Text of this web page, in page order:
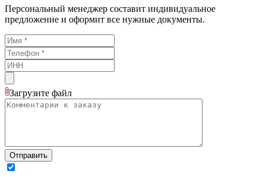
Персональный менеджер составит индивидуальное
предложение и оформит все нужные документы.
Загрузите файл
Отправить